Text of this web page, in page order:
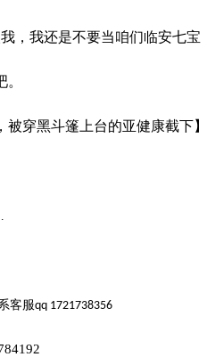
，我还是不要当咱们临安七宝
被穿黑斗篷上台的亚健康截下】
客服qq 1721738356